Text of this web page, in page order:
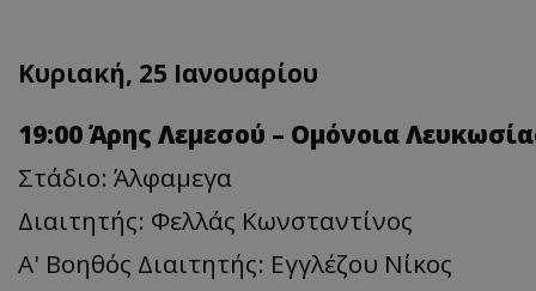
Κυριακή, 25 Ιανουαρίου
19:00 Άρης Λεμεσού – Ομόνοια
Στάδιο: Άλφαμεγα
Διαιτητής: Φελλάς Κωνσταντίνος
Α' Βοηθός Διαιτητής: Εγγλέζου Νίκος